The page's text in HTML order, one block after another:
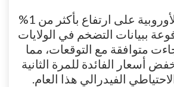
أغلقت الأسهم الأوروبية على ارتفاع بأكثر من 1%
ببيانات التضخم في الولايات
متوافقة مع التوقعات، مما
أسعار الفائدة للمرة الثانية
الفيدرالي هذا العام.